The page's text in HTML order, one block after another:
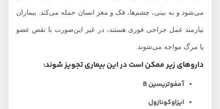
می‌شود و به بینی، چشم‌ها، فک و مغز انسان حمله می‌کند. بیماران
نیازمند عمل جراحی فوری هستند، در غیر این‌صورت با نقص عضو
یا مرگ مواجه می‌شوند.
داروهای زیر ممکن است در این بیماری تجویز شوند:
آمفوتریسین B
ایزاوکونازول